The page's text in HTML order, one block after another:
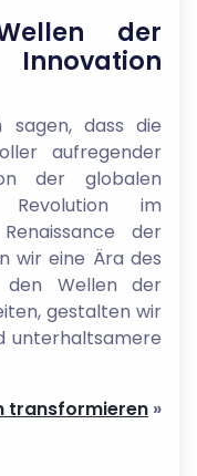
der
sagen, dass die
aufregender
der globalen
im
der
wir eine Ära des
den Wellen der
gestalten wir
unterhaltsamere
transformieren »